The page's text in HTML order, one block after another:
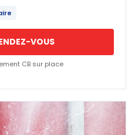
VOUS
CB sur place